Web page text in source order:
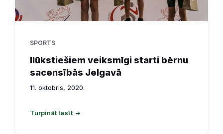
SPORTS
Ilūkstiešiem veiksmīgi starti bērnu
sacensībās Jelgavā
11. oktobris, 2020.
Turpināt lasīt